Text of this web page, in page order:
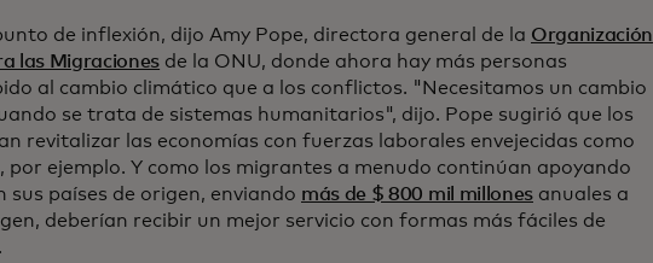
de inflexión, dijo Amy Pope, directora general de la Organización
las Migraciones de la ONU, donde ahora hay más personas
al cambio climático que a los conflictos. "Necesitamos un cambio
se trata de sistemas humanitarios", dijo. Pope sugirió que los
revitalizar las economías con fuerzas laborales envejecidas como
por ejemplo. Y como los migrantes a menudo continúan apoyando
sus países de origen, enviando más de $ 800 mil millones anuales a
deberían recibir un mejor servicio con formas más fáciles de